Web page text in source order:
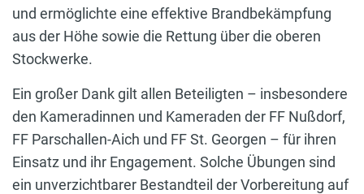
und ermöglichte eine effektive Brandbekämpfung
aus der Höhe sowie die Rettung über die oberen
Stockwerke.
Ein großer Dank gilt allen Beteiligten – insbesondere
den Kameradinnen und Kameraden der FF Nußdorf,
FF Parschallen-Aich und FF St. Georgen – für ihren
Einsatz und ihr Engagement. Solche Übungen sind
ein unverzichtbarer Bestandteil der Vorbereitung auf